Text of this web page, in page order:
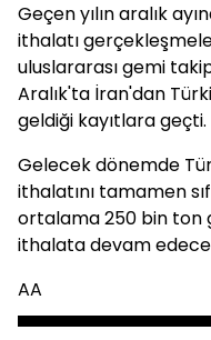
Geçen yılın aralık
ithalatı
uluslararası gemi
Aralık'ta İran'dan
geldiği kayıtlara geçti.
Gelecek dönemde
ithalatını tamamen
ortalama 250 bin ton
ithalata devam
AA